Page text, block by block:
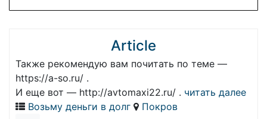
Article
Также рекомендую вам почитать по теме —
https://a-so.ru/ .
И еще вот — http://avtomaxi22.ru/ . читать далее
Возьму деньги в долг
Покров